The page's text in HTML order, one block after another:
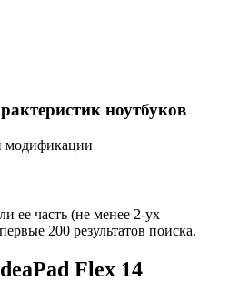
ноутбуков
модификации
ее часть (не менее 2-ух
200 результатов поиска.
Flex 14